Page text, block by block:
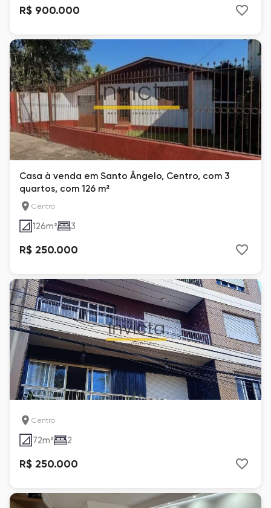
R$ 900.000
Casa à venda em Santo Ângelo, Centro, com 3
quartos, com 126 m²
Centro
126m² 3
R$ 250.000
Centro
72m² 2
R$ 250.000